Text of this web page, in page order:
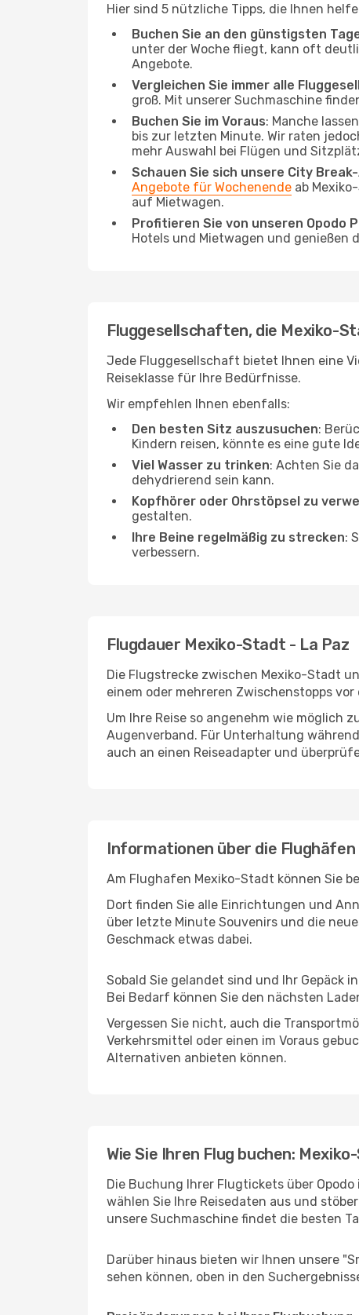
Hier sind 5 nützliche Tipps, die Ihnen
Buchen Sie an den günstigsten
unter der Woche fliegt, kann oft
Angebote.
Vergleichen Sie immer alle
groß. Mit unserer Suchmaschine
Buchen Sie im Voraus: Manche
bis zur letzten Minute. Wir raten
mehr Auswahl bei Flügen und
Schauen Sie sich unsere City
Angebote für Wochenende ab
auf Mietwagen.
Profitieren Sie von unseren Opodo
Hotels und Mietwagen und genießen
Fluggesellschaften, die Mexiko-
Jede Fluggesellschaft bietet Ihnen eine
Reiseklasse für Ihre Bedürfnisse.
Wir empfehlen Ihnen ebenfalls:
Den besten Sitz auszusuchen:
Kindern reisen, könnte es eine gute
Viel Wasser zu trinken: Achten Sie
dehydrierend sein kann.
Kopfhörer oder Ohrstöpsel zu
gestalten.
Ihre Beine regelmäßig zu strecken:
verbessern.
Flugdauer Mexiko-Stadt - La Paz
Die Flugstrecke zwischen Mexiko-Stadt
einem oder mehreren Zwischenstopps
Um Ihre Reise so angenehm wie möglich
Augenverband. Für Unterhaltung
auch an einen Reiseadapter und
Informationen über die
Am Flughafen Mexiko-Stadt können Sie
Dort finden Sie alle Einrichtungen und
über letzte Minute Souvenirs und die
Geschmack etwas dabei.
Sobald Sie gelandet sind und Ihr Gepäck
Bei Bedarf können Sie den nächsten
Vergessen Sie nicht, auch die
Verkehrsmittel oder einen im Voraus
Alternativen anbieten können.
Wie Sie Ihren Flug buchen:
Die Buchung Ihrer Flugtickets über
wählen Sie Ihre Reisedaten aus und
unsere Suchmaschine findet die besten
Darüber hinaus bieten wir Ihnen unsere
sehen können, oben in den